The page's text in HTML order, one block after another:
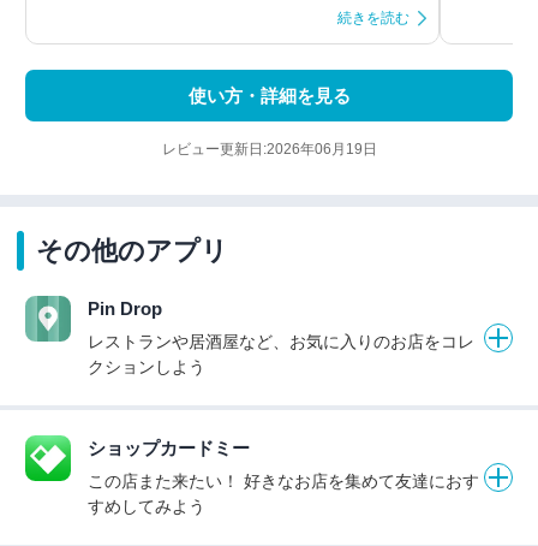
続きを読む
使い方・詳細を見る
レビュー更新日:2026年06月19日
その他のアプリ
Pin Drop
レストランや居酒屋など、お気に入りのお店をコレ
クションしよう
ショップカードミー
この店また来たい！ 好きなお店を集めて友達におす
すめしてみよう